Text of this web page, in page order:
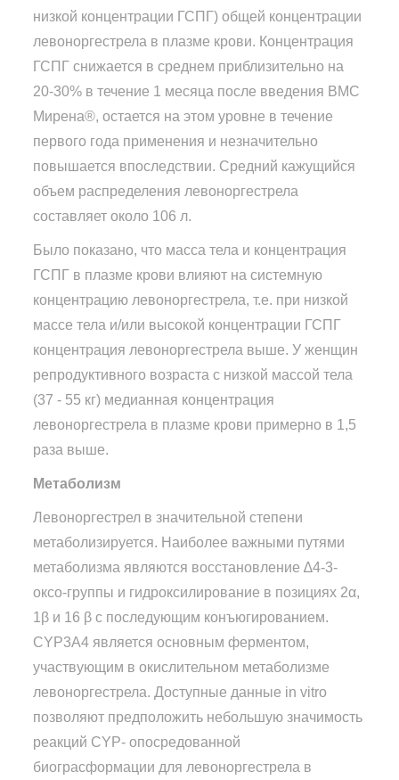
низкой концентрации ГСПГ) общей концентрации
левоноргестрела в плазме крови. Концентрация
ГСПГ снижается в среднем приблизительно на
20-30% в течение 1 месяца после введения ВМС
Мирена®, остается на этом уровне в течение
первого года применения и незначительно
повышается впоследствии. Средний кажущийся
объем распределения левоноргестрела
составляет около 106 л.
Было показано, что масса тела и концентрация
ГСПГ в плазме крови влияют на системную
концентрацию левоноргестрела, т.е. при низкой
массе тела и/или высокой концентрации ГСПГ
концентрация левоноргестрела выше. У женщин
репродуктивного возраста с низкой массой тела
(37 - 55 кг) медианная концентрация
левоноргестрела в плазме крови примерно в 1,5
раза выше.
Метаболизм
Левоноргестрел в значительной степени
метаболизируется. Наиболее важными путями
метаболизма являются восстановление ∆4-3-
оксо-группы и гидроксилирование в позициях 2α,
1β и 16 β с последующим конъюгированием.
CYP3A4 является основным ферментом,
участвующим в окислительном метаболизме
левоноргестрела. Доступные данные in vitro
позволяют предположить небольшую значимость
реакций CYP- опосредованной
биограсформации для левоноргестрела в